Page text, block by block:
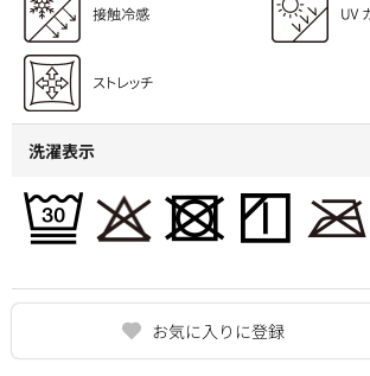
お気に入りに登録
洗濯表示